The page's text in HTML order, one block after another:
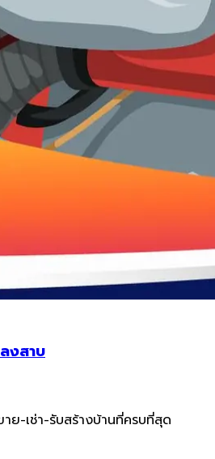
งสาบ
าย-เช่า-รับสร้างบ้านที่ครบที่สุด